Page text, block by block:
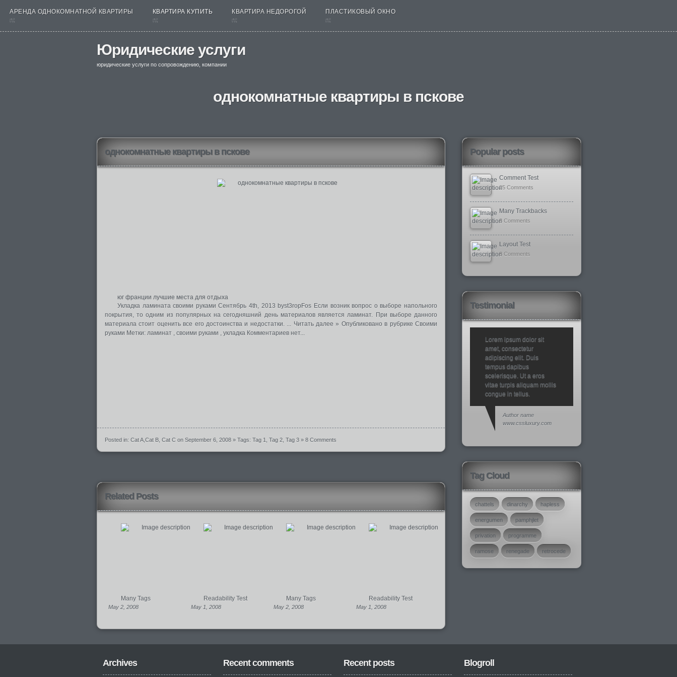
АРЕНДА ОДНОКОМНАТНОЙ КВАРТИРЫ
nt
КВАРТИРА КУПИТЬ
nt
КВАРТИРА НЕДОРОГОЙ
nt
ПЛАСТИКОВЫЙ ОКНО
nt
Юридические услуги
юридические услуги по сопровождению, компании
однокомнатные квартиры в пскове
однокомнатные квартиры в пскове
юг франции лучшие места для отдыха
Укладка ламината своими руками Сентябрь 4th, 2013 byst3ropFos Если возник вопрос о выборе напольного
покрытия, то одним из популярных на сегодняшний день материалов является ламинат. При выборе данного
материала стоит оценить все его достоинства и недостатки. ... Читать далее » Опубликовано в рубрике Своими
руками Метки: ламинат , своими руками , укладка Комментариев нет...
Posted in: Cat A Cat B Cat C on September 6, 2008 » Tags: Tag 1 Tag 2 Tag 3 » 8 Comments
Related Posts
Many Tags
May 2, 2008
Readability Test
May 1, 2008
Many Tags
May 2, 2008
Readability Test
May 1, 2008
Popular posts
Comment Test
25 Comments
Many Trackbacks
8 Comments
Layout Test
8 Comments
Testimonial
Lorem ipsum dolor sit
amet, consectetur
adipiscing elit. Duis
tempus dapibus
scelerisque. Ut a eros
vitae turpis aliquam mollis
congue in tellus.
Author name
www.cssluxury.com
Tag Cloud
chattels dinarchy hapless
energumen pamphjlet
privation programme
ramose renegade retrocede
Archives Recent comments Recent posts Blogroll